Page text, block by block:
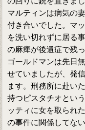
マルティンは病気の
付き合いでした。マ
を洗い切れずに居る
の麻痺が後遺症で残
ゴールドマンは先日
せていましたが、発
ます。刑務所に赴い
持つピスタチオとい
ッティに女を取られ
の事件に関係してな